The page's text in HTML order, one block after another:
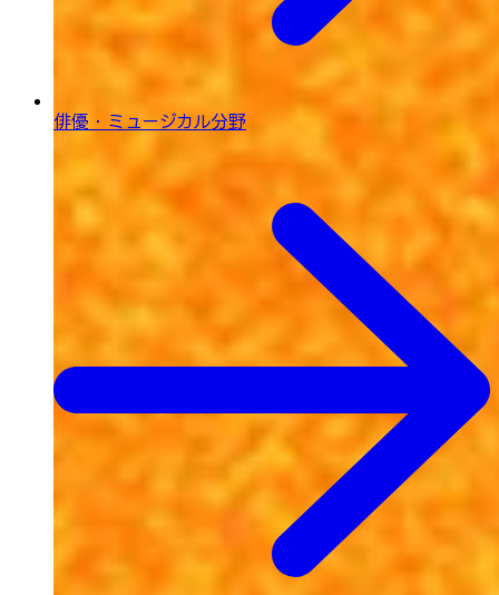
俳優・ミュージカル分野